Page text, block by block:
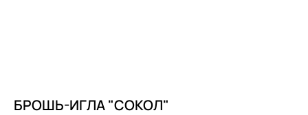
БРОШЬ-ИГЛА "СОКОЛ"